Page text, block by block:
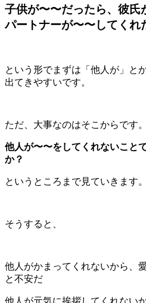
子供が〜〜だったら、彼氏
パートナーが〜〜してくれ
という形でまずは「他人が」と
出てきやすいです。
ただ、大事なのはそこからです
他人が〜〜をしてくれないこと
か？
というところまで見ていきます。
そうすると、
他人がかまってくれないから、
と不安だ